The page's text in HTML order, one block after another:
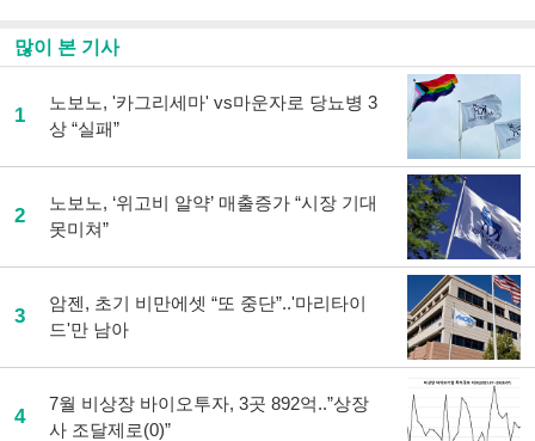
많이 본 기사
1
노보노, '카그리세마' vs마운자로 당뇨병 3
상 “실패”
2
노보노, ‘위고비 알약’ 매출증가 “시장 기대
못미쳐”
3
암젠, 초기 비만에셋 “또 중단”..'마리타이
드'만 남아
4
7월 비상장 바이오투자, 3곳 892억..”상장
사 조달제로(0)”